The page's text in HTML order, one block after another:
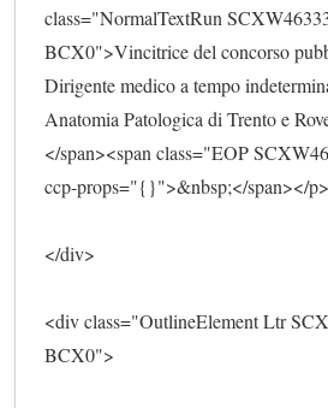
class="NormalTextRun
BCX0">Vincitrice del concorso
Dirigente medico a tempo
Anatomia Patologica di Trento e
</span><span class="EOP
ccp-props="{}">&nbsp;</span></p>
</div>
<div class="OutlineElement Ltr
BCX0">